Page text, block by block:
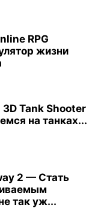
RPG
жизни
Tank Shooter
на танках...
2 — Стать
так уж...